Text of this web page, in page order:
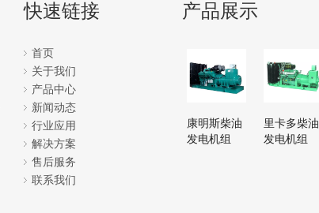
快速链接
首页
关于我们
产品中心
新闻动态
行业应用
解决方案
售后服务
联系我们
产品展示
康明斯柴油
发电机组
里卡多柴油
发电机组